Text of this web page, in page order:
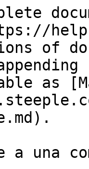
of
as
a una